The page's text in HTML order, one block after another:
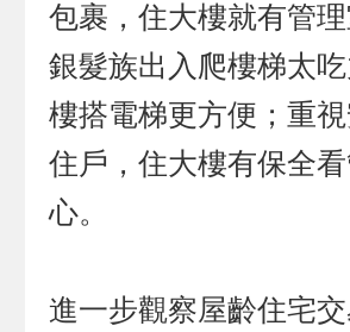
包裹，住大樓就有管理
銀髮族出入爬樓梯太
樓搭電梯更方便；重
住戶，住大樓有保全
心。
進一步觀察屋齡住宅交